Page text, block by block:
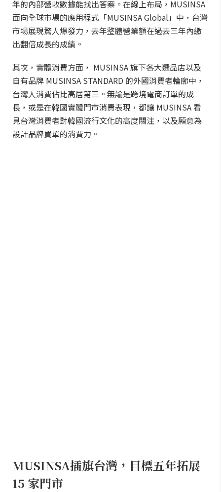
年的內部營收數據能找出答案。在線上布局，MUSINSA
面向全球市場的應用程式「MUSINSA Global」中，台灣
市場展現驚人爆發力，去年整體營業額在過去三年內繳
出翻倍成長的成績。
其次，實體消費方面， MUSINSA 旗下各大選品店以及
自有品牌 MUSINSA STANDARD 的外國消費者輪廓中，
台灣人消費佔比高居第三。無論是跨境電商訂單的成
長，或是在韓國實體門市消費表現，都讓 MUSINSA 看
見台灣消費者對韓國流行文化的高度關注，以及願意為
設計品牌買單的消費力。
MUSINSA插旗台灣，目標五年拓展
15 家門市